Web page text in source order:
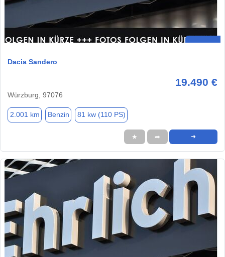
Dacia Sandero
19.490 €
Würzburg, 97076
2.001 km Benzin 81 kw (110 PS)
★ ➦ ➜